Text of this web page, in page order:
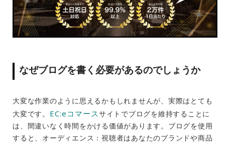
なぜブログを書く必要があるのでしょうか
大変な作業のように思えるかもしれませんが、実際はとても
大変です。 EC:eコマースサイトでブログを維持することに
は、間違いなく時間をかける価値があります。ブログを使用
すると、オーディエンス：視聴者はあなたのブランドや商品